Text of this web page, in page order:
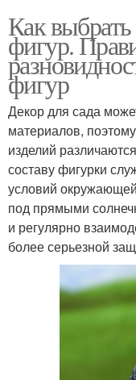
Как
фигур.
фигур
Декор для сада
материалов,
изделий
составу фигурки
условий
под прямыми
и регулярно
более серьезной